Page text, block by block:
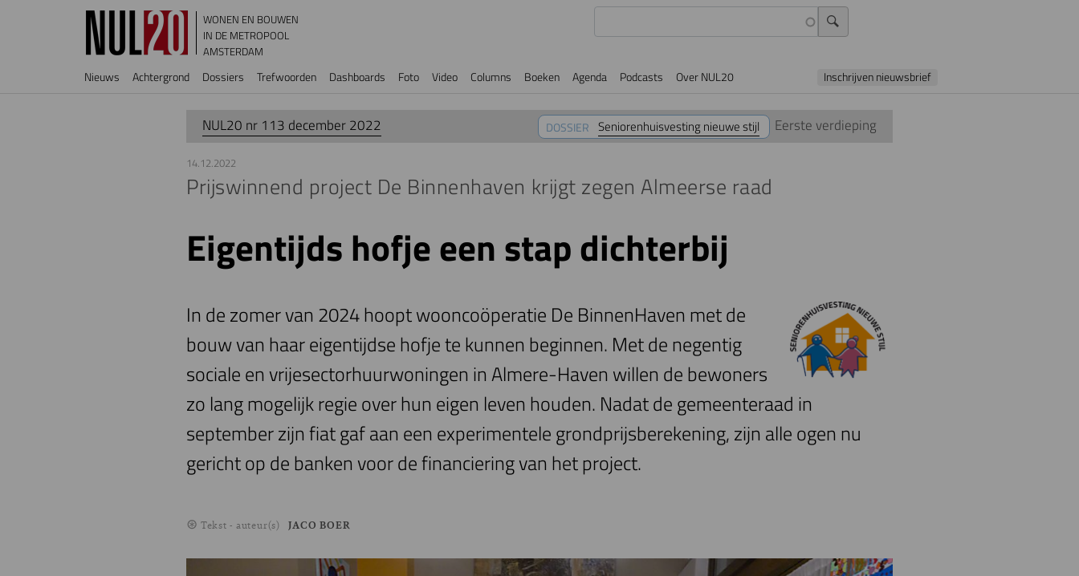
Overslaan en naar de inhoud gaan
WONEN EN BOUWEN
IN DE METROPOOL
AMSTERDAM
Hoofdnavigatie
Nieuws Achtergrond Dossiers Trefwoorden Dashboards Foto Video Columns Boeken Agenda Podcasts Over NUL20 Inschrijven nieuwsbrief
NUL20 nr 113 december 2022 Eerste verdieping
DOSSIER Seniorenhuisvesting nieuwe stijl
14.12.2022
Prijswinnend project De Binnenhaven krijgt zegen Almeerse raad
Eigentijds hofje een stap dichterbij
In de zomer van 2024 hoopt wooncoöperatie De BinnenHaven met de
bouw van haar eigentijdse hofje te kunnen beginnen. Met de negentig
sociale en vrijesectorhuurwoningen in Almere-Haven willen de bewoners
zo lang mogelijk regie over hun eigen leven houden. Nadat de gemeenteraad in
september zijn fiat gaf aan een experimentele grondprijsberekening, zijn alle ogen nu
gericht op de banken voor de financiering van het project.
Tekst - auteur(s) JACO BOER